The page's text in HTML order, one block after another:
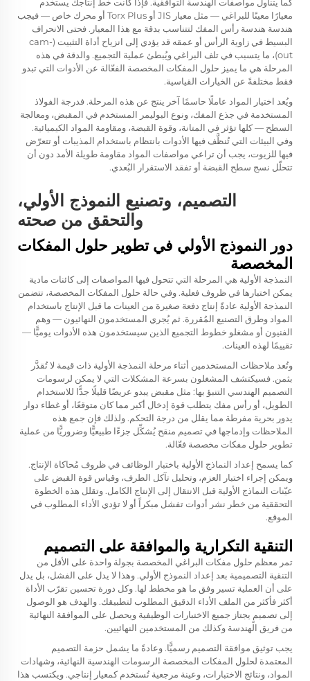
معيارًا معينًا للبراغي — مثل معيار JIS أو Torx Plus أو محرك خاص — فيجب
هندسة هندسة رأس المفك لتتناسب بدقة مع هذا المعيار. فحتى الانحراف
البسيط في زاوية الرأس أو عمقه قد يؤدي إلى انزياح أداة التثبيت (cam-
out)، ما يتسبب في تلف البراغي ويُبطئ عملية التجميع. والدقة في هذه
المرحلة هي ما يميز حلول المفكات المخصصة الفعّالة عن الأدوات التي تبدو
فقط مختلفةً عن الخيارات القياسية.
ويُعد اختيار المواد عاملًا حاسمًا آخر ينتج عن هذه المرحلة. فدرجة الفولاذ
المستخدمة في جذع المفك، ونوع البوليمر المستخدم في المقبض، ومعالجة
السطح — كلها تؤثر في المتانة، وقوة القبضة، ومقاومة المواد الكيميائية.
وفي البيئات التي تُنظَّف فيها الأدوات بانتظام باستخدام المذيبات أو تتعرّض
فيها للزيوت، يجب أن تراعي مواصفات المواد مقاومة طويلة الأمد دون أن
تتحلّل نسج سطح القبضة أو تفقد الاستقرار البُعدي.
التصميم، وتصنيع النموذج الأولي،
والتحقق من صحته
دور النموذج الأولي في تطوير حلول المفكات
المخصصة
النمذجة الأولية هي المرحلة التي تتحول فيها المواصفات إلى كائنات مادية
يمكن اختبارها في ظروف فعلية. وفي حالة حلول المفكات المخصصة، تتضمن
النمذجة الأولية عادةً إنتاج دفعة صغيرة من العينات ما قبل الإنتاج باستخدام
المواد وطرق التصنيع المُقررة. ثم يُجري المستخدمون النهائيون — وهم
الفنيون أو مشغلو خطوط التجميع الذين سيستخدمون هذه الأدوات يوميًّا —
تقييمًا لهذه العينات.
وتُعد ملاحظات المستخدمين أثناء مرحلة النمذجة الأولية ذات قيمة لا تُقدَّر
بثمن. فسيكتشف المشغلون بسرعة المشكلات التي لا يمكن لرسومات
التصميم الهندسي التنبؤ بها: مثل مقبض يبدو عريضًا قليلًا جدًّا للاستخدام
الطويل، أو رأس مفك يتطلب قوة إدخال أكبر مما كان متوقعًا، أو غطاء دوار
يدور بحرية مفرطة مما يقلل من درجة التحكم. ولذلك فإن جمع هذه
الملاحظات وإدماجها في تصميم منقح يُشكِّل جزءًا طبيعيًّا وضروريًّا من عملية
تطوير حلول مفكات مخصصة فعّالة.
كما يسمح إعداد النماذج الأولية باختبار الوظائف في ظروف مُحاكاة الإنتاج.
ويمكن إجراء اختبار العزم، وتحليل تآكل الطرف، وقياس قوة القبض على
عيّنات النماذج الأولية قبل الانتقال إلى الإنتاج الكامل. وتقلل هذه الخطوة
التحققية من خطر نشر أدوات تفشل مبكراً أو لا تؤدي الأداء المطلوب في
الموقع.
التنقية التكرارية والموافقة على التصميم
تمر معظم حلول مفكات البراغي المخصصة بجولة واحدة على الأقل من
التنقية التصميمية بعد إعداد النموذج الأولي. وهذا لا يدل على الفشل، بل يدل
على أن العملية تسير وفق ما هو مخطط لها. وكل دورة تحسين تقرّب الأداة
أكثر فأكثر من الملف الأداء الدقيق المطلوب لتطبيقك. والهدف هو الوصول
إلى تصميمٍ يجتاز جميع الاختبارات الوظيفية ويحصل على الموافقة النهائية
من فريق الهندسة وكذلك من المستخدمين النهائيين.
يجب توثيق موافقة التصميم رسميًّا. وعادةً ما يشمل حزمة التصميم
المعتمدة لحلول المفكات المخصصة الرسومات الهندسية النهائية، وشهادات
المواد، ونتائج الاختبارات، وعينة مرجعية تُستخدم كمعيار إنتاجي. ويكتسب هذا